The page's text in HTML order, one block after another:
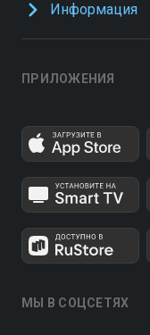
Информация
ПРИЛОЖЕНИЯ
МЫ В СОЦСЕТЯХ